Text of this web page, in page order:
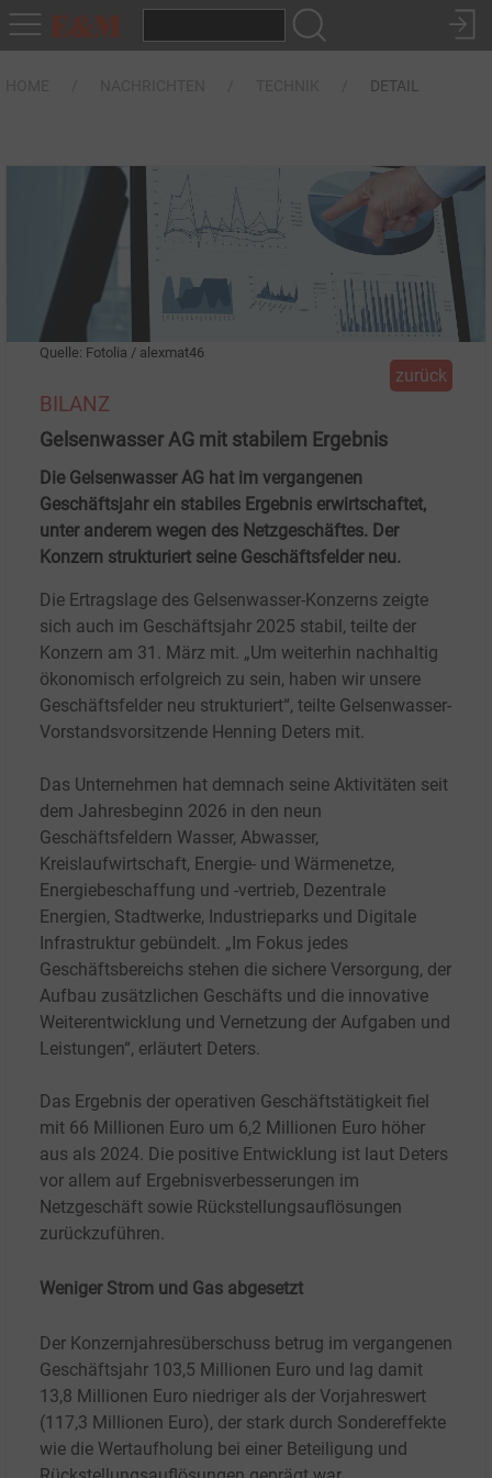
DETAIL
Quelle: Fotolia / alexmat46
zurück
BILANZ
Gelsenwasser AG mit stabilem Ergebnis
Die Gelsenwasser AG hat im vergangenen
Geschäftsjahr ein stabiles Ergebnis erwirtschaftet,
unter anderem wegen des Netzgeschäftes. Der
Konzern strukturiert seine Geschäftsfelder neu.
Die Ertragslage des Gelsenwasser-Konzerns zeigte
sich auch im Geschäftsjahr 2025 stabil, teilte der
Konzern am 31. März mit. „Um weiterhin nachhaltig
ökonomisch erfolgreich zu sein, haben wir unsere
Geschäftsfelder neu strukturiert“, teilte Gelsenwasser-
Vorstandsvorsitzende Henning Deters mit.
Das Unternehmen hat demnach seine Aktivitäten seit
dem Jahresbeginn 2026 in den neun
Geschäftsfeldern Wasser, Abwasser,
Kreislaufwirtschaft, Energie- und Wärmenetze,
Energiebeschaffung und -vertrieb, Dezentrale
Energien, Stadtwerke, Industrieparks und Digitale
Infrastruktur gebündelt. „Im Fokus jedes
Geschäftsbereichs stehen die sichere Versorgung, der
Aufbau zusätzlichen Geschäfts und die innovative
Weiterentwicklung und Vernetzung der Aufgaben und
Leistungen“, erläutert Deters.
Das Ergebnis der operativen Geschäftstätigkeit fiel
mit 66 Millionen Euro um 6,2 Millionen Euro höher
aus als 2024. Die positive Entwicklung ist laut Deters
vor allem auf Ergebnisverbesserungen im
Netzgeschäft sowie Rückstellungsauflösungen
zurückzuführen.
Weniger Strom und Gas abgesetzt
Der Konzernjahresüberschuss betrug im vergangenen
Geschäftsjahr 103,5 Millionen Euro und lag damit
13,8 Millionen Euro niedriger als der Vorjahreswert
(117,3 Millionen Euro), der stark durch Sondereffekte
wie die Wertaufholung bei einer Beteiligung und